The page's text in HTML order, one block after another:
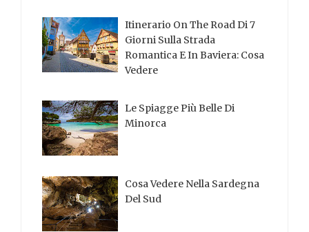
Itinerario On The Road Di 7
Giorni Sulla Strada
Romantica E In Baviera: Cosa
Vedere
Le Spiagge Più Belle Di
Minorca
Cosa Vedere Nella Sardegna
Del Sud